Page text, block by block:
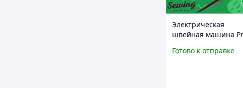
Электрическая
швейная машина
машинка автомат
Готово к отправке